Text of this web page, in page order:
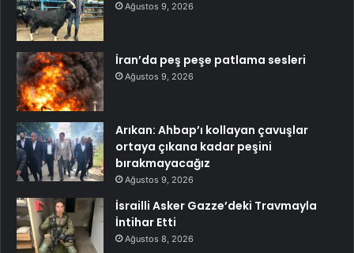
Ağustos 9, 2026
İran’da peş peşe patlama sesleri
Ağustos 9, 2026
Arıkan: Ahbap’ı kollayan çavuşlar
ortaya çıkana kadar peşini
bırakmayacağız
Ağustos 9, 2026
İsrailli Asker Gazze’deki Travmayla
İntihar Etti
Ağustos 8, 2026